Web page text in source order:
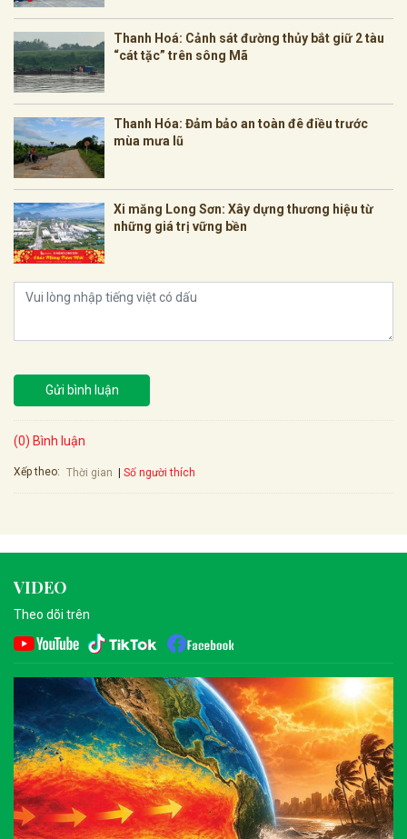
Thanh Hoá: Cảnh sát đường thủy bắt giữ 2 tàu
“cát tặc” trên sông Mã
Thanh Hóa: Đảm bảo an toàn đê điều trước
mùa mưa lũ
Xi măng Long Sơn: Xây dựng thương hiệu từ
những giá trị vững bền
Gửi bình luận
(0) Bình luận
Xếp theo: Thời gian Số người thích
VIDEO
Theo dõi trên